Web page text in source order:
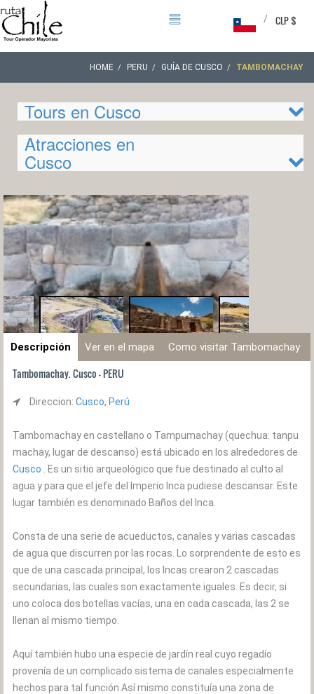
CLP $
/
HOME PERU GUÍA DE CUSCO TAMBOMACHAY
Tours en Cusco
Atracciones en
Cusco
Descripción Ver en el mapa Como visitar Tambomachay
Tambomachay. Cusco - PERU
Direccion: Cusco, Perú
Tambomachay en castellano o Tampumachay (quechua: tanpu
machay, lugar de descanso) está ubicado en los alrededores de
Cusco . Es un sitio arqueológico que fue destinado al culto al
agua y para que el jefe del Imperio Inca pudiese descansar. Este
lugar también es denominado Baños del Inca.
Consta de una serie de acueductos, canales y varias cascadas
de agua que discurren por las rocas. Lo sorprendente de esto es
que de una cascada principal, los Incas crearon 2 cascadas
secundarias, las cuales son exactamente iguales. Es decir, si
uno coloca dos botellas vacías, una en cada cascada, las 2 se
llenan al mismo tiempo.
Aquí también hubo una especie de jardín real cuyo regadío
provenía de un complicado sistema de canales especialmente
hechos para tal función.Así mismo constituía una zona de